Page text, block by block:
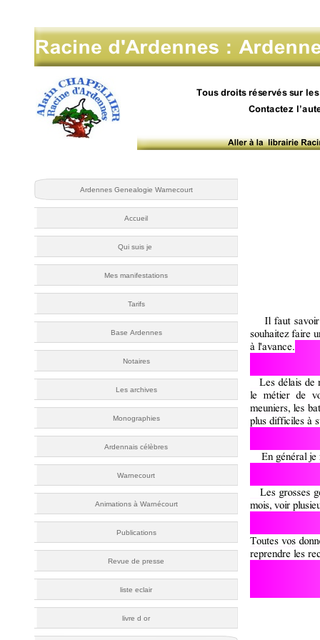
Ardennes Genealogie Warnecourt
Accueil
Qui suis je
Mes manifestations
Tarifs
Base Ardennes
Notaires
Les archives
Monographies
Ardennais célèbres
Warnecourt
Animations à Warnécourt
Publications
Revue de presse
liste eclair
livre d or